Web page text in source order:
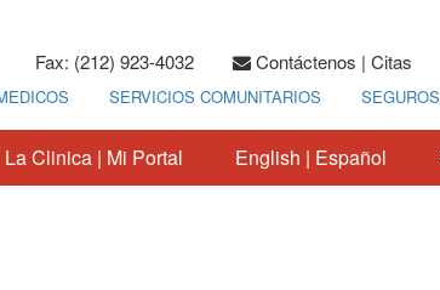
Fax: (212) 923-4032 Contáctenos | Citas
SERVICIOS COMUNITARIOS SEGUROS
La Clinica | Mi Portal English | Español